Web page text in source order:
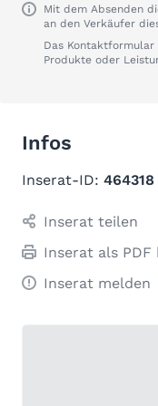
Mit dem Absenden
an den Verkäufer
Das
Produkte oder
Infos
Inserat-ID: 464318
Inserat teilen
Inserat als
Inserat melden